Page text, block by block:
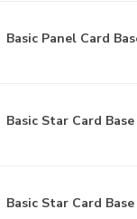
Basic Panel Card
Basic Star Card Base
Basic Star Card